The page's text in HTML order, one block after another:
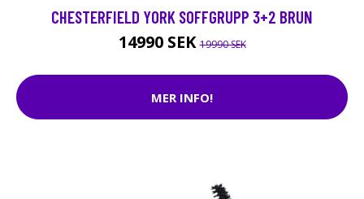
CHESTERFIELD YORK SOFFGRUPP 3+2 BRUN
14990 SEK19990 SEK
MER INFO!